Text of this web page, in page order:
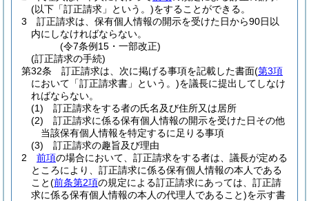
(以下「訂正請求」という。)をすることができる。
3
訂正請求は、保有個人情報の開示を受けた日から90日以
内にしなければならない。
(令7条例15・一部改正)
(訂正請求の手続)
第32条
訂正請求は、次に掲げる事項を記載した書面(第3項
において「訂正請求書」という。)を議長に提出してしなけ
ればならない。
(1)
訂正請求をする者の氏名及び住所又は居所
(2)
訂正請求に係る保有個人情報の開示を受けた日その他
当該保有個人情報を特定するに足りる事項
(3)
訂正請求の趣旨及び理由
2
前項の場合において、訂正請求をする者は、議長が定める
ところにより、訂正請求に係る保有個人情報の本人である
こと(前条第2項の規定による訂正請求にあっては、訂正請
求に係る保有個人情報の本人の代理人であること)を示す書